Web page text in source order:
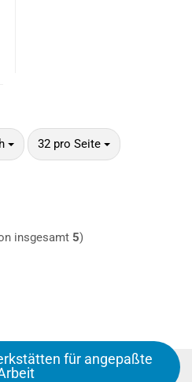
32 pro Seite
pro Seite
insgesamt 5)
für angepaßte